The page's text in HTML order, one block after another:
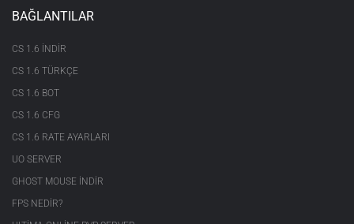
BAĞLANTILAR
CS 1.6 INDIR
CS 1.6 TÜRKÇE
CS 1.6 BOT
CS 1.6 CFG
CS 1.6 RATE AYARLARI
UO SERVER
GHOST MOUSE INDIR
FPS NEDIR?